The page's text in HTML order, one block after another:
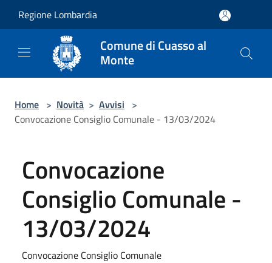
Regione Lombardia
Comune di Cuasso al
Monte
Home > Novità > Avvisi >
Convocazione Consiglio Comunale - 13/03/2024
Convocazione
Consiglio Comunale -
13/03/2024
Convocazione Consiglio Comunale